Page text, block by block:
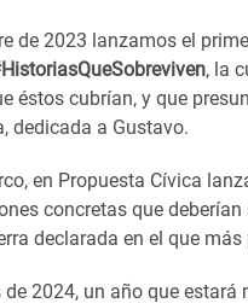
de 2023 lanzamos el
, la
éstos cubrían, y que
dedicada a Gustavo.
en Propuesta Cívica
concretas que
declarada en el que
de 2024, un año que